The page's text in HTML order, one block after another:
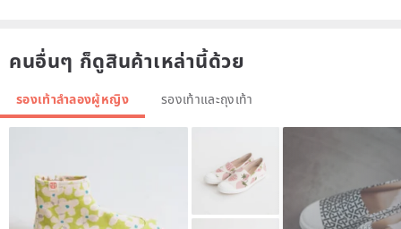
centimeters.
the big toe to the little toe, measuring the widest point.
from the second toe to the heel, measuring the longest point.
Due to variations in display brands, we strive to minimize
คนอื่นๆ ก็ดูสินค้าเหล่านี้ด้วย
รองเท้าลำลองผู้หญิง รองเท้าและถุงเท้า